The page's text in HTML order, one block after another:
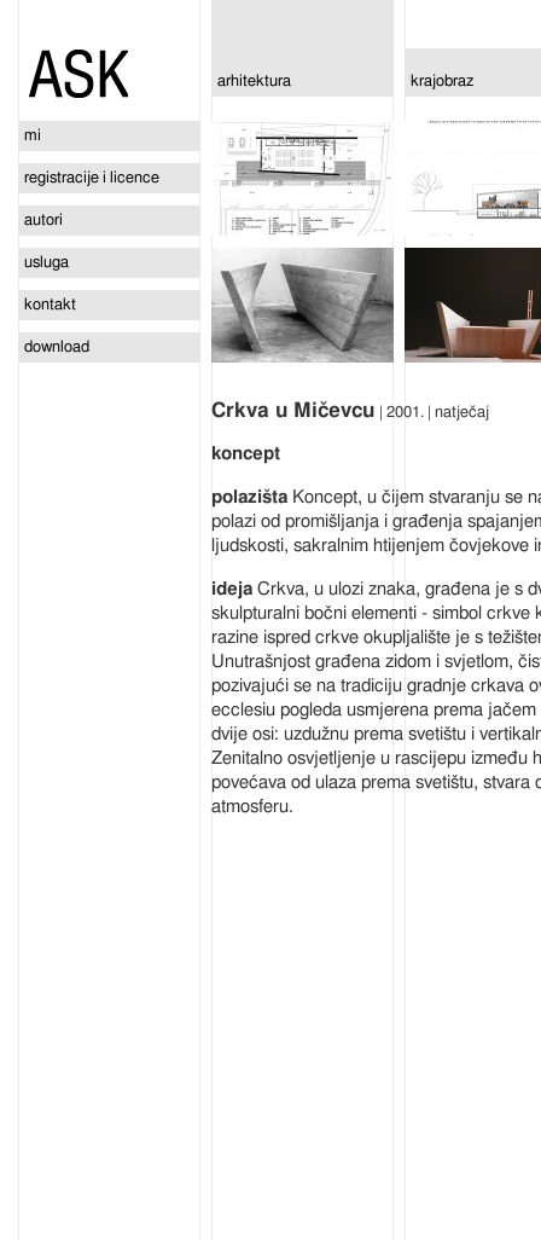
arhitektura krajobraz
mi
registracije i licence
autori
usluga
kontakt
download
Crkva u Mičevcu | 2001. | natječaj
koncept
Koncept, u čijem stvaranju se
polazi od promišljanja i građenja
ljudskosti, sakralnim htijenjem čovjekove
Crkva, u ulozi znaka, građena je s
skulpturalni bočni elementi - simbol crkve
razine ispred crkve okupljalište je s
Unutrašnjost građena zidom i svjetlom,
pozivajući se na tradiciju gradnje crkava
ecclesiu pogleda usmjerena prema
dvije osi: uzdužnu prema svetištu i
Zenitalno osvjetljenje u rascijepu između
povećava od ulaza prema svetištu, stvara
atmosferu.